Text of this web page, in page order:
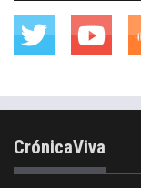
CrónicaViva